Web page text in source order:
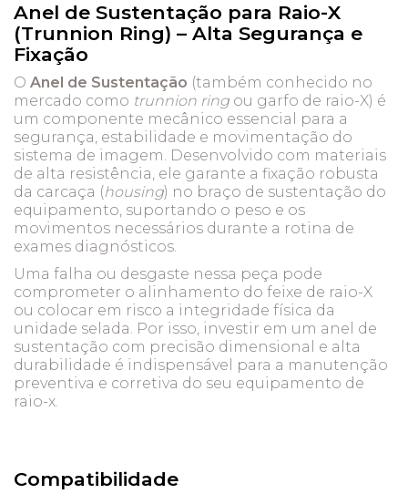
Anel de Sustentação para Raio-X
(Trunnion Ring) – Alta Segurança e
Fixação
O Anel de Sustentação (também conhecido no
mercado como trunnion ring ou garfo de raio-X) é
um componente mecânico essencial para a
segurança, estabilidade e movimentação do
sistema de imagem. Desenvolvido com materiais
de alta resistência, ele garante a fixação robusta
da carcaça (housing) no braço de sustentação do
equipamento, suportando o peso e os
movimentos necessários durante a rotina de
exames diagnósticos.
Uma falha ou desgaste nessa peça pode
comprometer o alinhamento do feixe de raio-X
ou colocar em risco a integridade física da
unidade selada. Por isso, investir em um anel de
sustentação com precisão dimensional e alta
durabilidade é indispensável para a manutenção
preventiva e corretiva do seu equipamento de
raio-x.
Compatibilidade